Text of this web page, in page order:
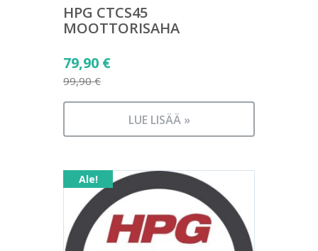
HPG CTCS45
MOOTTORISAHA
99,90€
Alkuperäinen
hinta
oli:
79,90 €
Nykyinen
on:
LUE LISÄÄ »
Ale!